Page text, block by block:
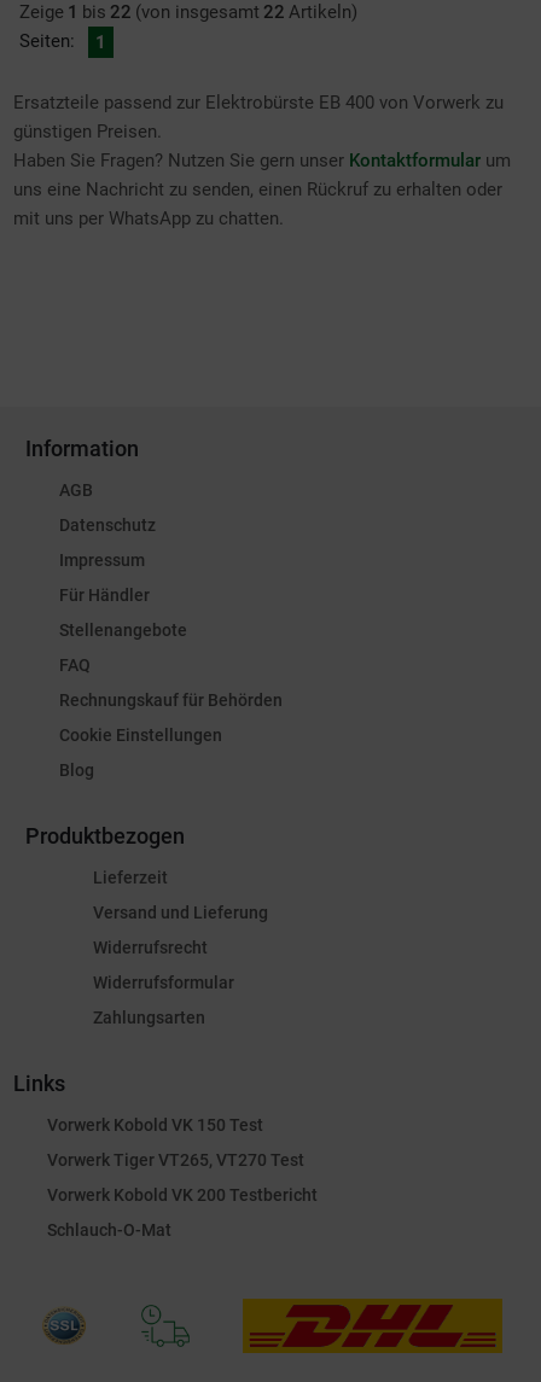
Zeige 1 bis 22 (von insgesamt 22 Artikeln)
Seiten:
1
Ersatzteile passend zur Elektrobürste EB 400 von Vorwerk zu
günstigen Preisen.
Haben Sie Fragen? Nutzen Sie gern unser Kontaktformularum
uns eine Nachricht zu senden, einen Rückruf zu erhalten oder
mit uns per WhatsApp zu chatten.
Information
AGB
Datenschutz
Impressum
Für Händler
Stellenangebote
FAQ
Rechnungskauf für Behörden
Cookie Einstellungen
Blog
Produktbezogen
Lieferzeit
Versand und Lieferung
Widerrufsrecht
Widerrufsformular
Zahlungsarten
Links
Vorwerk Kobold VK 150 Test
Vorwerk Tiger VT265, VT270 Test
Vorwerk Kobold VK 200 Testbericht
Schlauch-O-Mat